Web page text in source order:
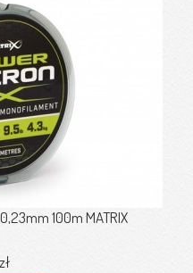
0,23mm 100m MATRIX